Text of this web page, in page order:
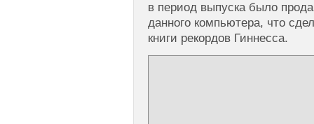
в период выпуска было
данного компьютера, что
книги рекордов Гиннесса.